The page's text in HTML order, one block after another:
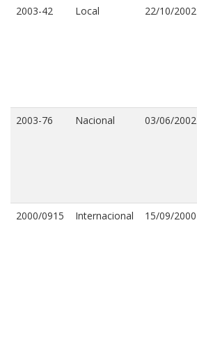
2003-42 Local 22/10/2002
2003-76 Nacional 03/06/2002
2000/0915 Internacional 15/09/2000